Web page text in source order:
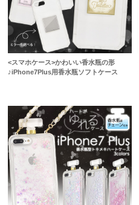
<スマホケース>かわいい香水瓶の形
♪iPhone7Plus用香水瓶ソフトケース